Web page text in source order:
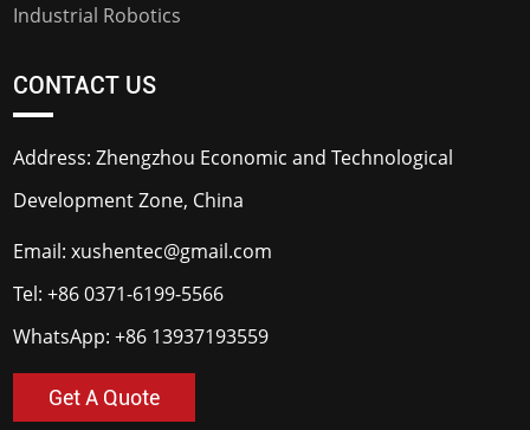
Industrial Robotics
CONTACT US
Address: Zhengzhou Economic and Technological
Development Zone, China
Email:xushentec@gmail.com
Tel:+86 0371-6199-5566
WhatsApp:+86 13937193559
Get A Quote